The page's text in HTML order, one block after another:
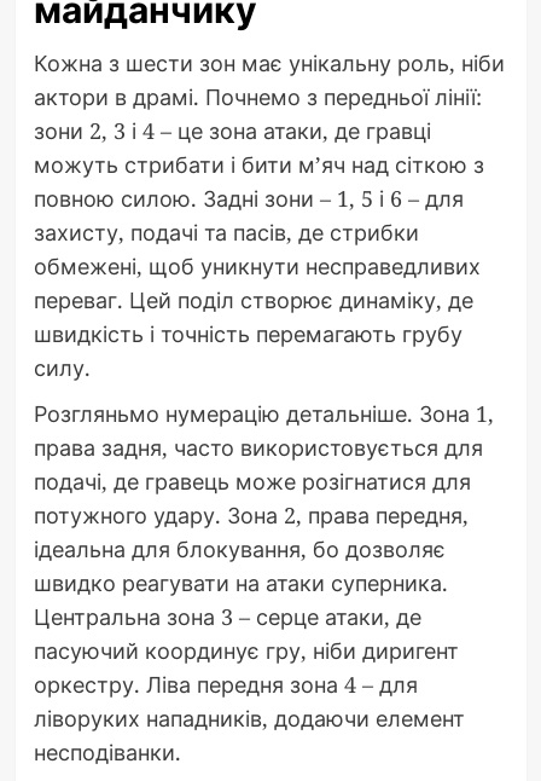
Кожна з шести зон має унікальну роль, ніби
актори в драмі. Почнемо з передньої лінії:
зони 2, 3 і 4 – це зона атаки, де гравці
можуть стрибати і бити м’яч над сіткою з
повною силою. Задні зони – 1, 5 і 6 – для
захисту, подачі та пасів, де стрибки
обмежені, щоб уникнути несправедливих
переваг. Цей поділ створює динаміку, де
швидкість і точність перемагають грубу
силу.
Розгляньмо нумерацію детальніше. Зона 1,
права задня, часто використовується для
подачі, де гравець може розігнатися для
потужного удару. Зона 2, права передня,
ідеальна для блокування, бо дозволяє
швидко реагувати на атаки суперника.
Центральна зона 3 – серце атаки, де
пасуючий координує гру, ніби диригент
оркестру. Ліва передня зона 4 – для
ліворуких нападників, додаючи елемент
несподіванки.